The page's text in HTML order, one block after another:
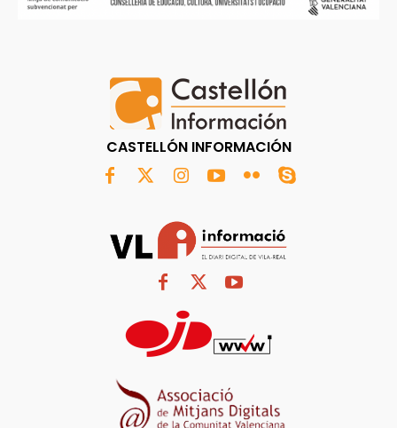
CASTELLÓN INFORMACIÓN